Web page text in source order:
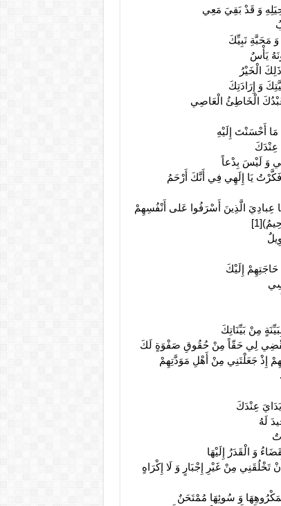
وَ قَدْ بَقِيَ مَعِي
مَحَبَّةِ نَبِيِّكَ
يَأْسٌ
الْخَيْرُ
وَ إِرَادَتِكَ
عَبْدُكَ الْخَاطِئُ الْعَاصِي
أَحْسَنْتَ إِلَيْهِ
عِنْدَكَ
وَ لَيْسَ بِدْعاً
فَكَّرْتُ يَا إِلَهِي فِي أَنَّكَ أَرْحَمُ
عِبادِيَ الَّذِينَ أَسْرَفُوا عَلى‏ أَنْفُسِهِمْ
إِلَيْكَ
مِنْ بَيِّنَاتِكَ
تَقْضِي لِي حَقّاً مِنْ حُقُوقِ صَفْوَةٍ لَكَ
إِذْ جَعَلْتَنِي مِنْ أَهْلِ مَوَدَّتِهِمْ
عِنْدَكَ
لَهُ
وَ الْقَدَرُ إِلَيْهَا
تَخْلُقَنِي مِنْ غَيْرِ إِجْبَارٍ وَ لَا إِكْرَاهٍ
وَ سُوئِهَا مُمْتَحَنٌ